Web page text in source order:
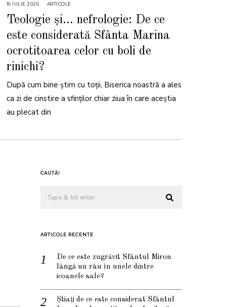
16 IULIE 2026
U
L
I
E
0
6
ARTICOLE
Teologie și… nefrologie: De ce
este considerată Sfânta Marina
ocrotitoarea celor cu boli de
rinichi?
După cum bine știm cu toții, Biserica noastră a ales
ca zi de cinstire a sfinților chiar ziua în care aceștia
au plecat din
CAUTĂ!
ARTICOLE RECENTE
De ce este zugrăvit Sfântul Miron
lângă un râu în unele dintre
icoanele sale?
Știați de ce este considerat Sfântul